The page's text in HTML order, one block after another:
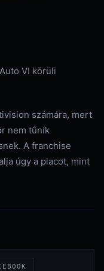
VI körüli
számára, mert
nem tűnik
A franchise
úgy a piacot, mint